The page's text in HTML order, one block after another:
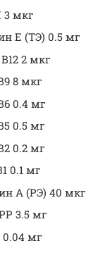
мкг
Е (ТЭ) 0.5 мг
2 мкг
8 мкг
0.4 мг
0.5 мг
0.2 мг
0.1 мг
А (РЭ) 40 мкг
3.5 мг
мг